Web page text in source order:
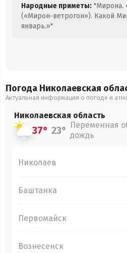
Народные приметы: "Мирона.
(«Мирон-ветрогон»). Какой
январь.»"
Погода Николаевская
Актуальная информация о погоде и
Николаевская область
37° 23° Переменная
дождь
Николаев
Баштанка
Первомайск
Вознесенск